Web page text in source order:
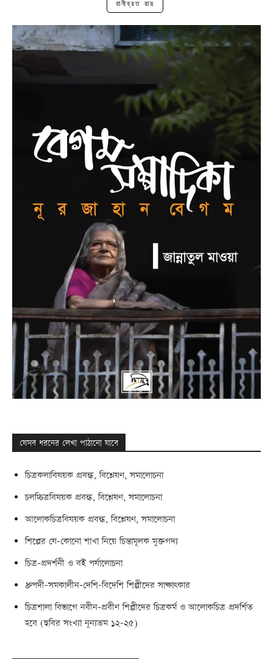
বানীব্রত রায়
যেসব ধরনের লেখা পাঠানো যাবে
চিত্রকলাবিষয়ক প্রবন্ধ, বিশ্লেষণ, সমালোচনা
চলচ্চিত্রবিষয়ক প্রবন্ধ, বিশ্লেষণ, সমালোচনা
আলোকচিত্রবিষয়ক প্রবন্ধ, বিশ্লেষণ, সমালোচনা
শিল্পের যে-কোনো শাখা নিয়ে চিন্তামূলক মুক্তগদ্য
চিত্র-প্রদর্শনী ও বই পর্যালোচনা
ধ্রুপদী-সমকালীন-দেশি-বিদেশি শিল্পীদের সাক্ষাৎকার
চিত্রশালা বিভাগে নবীন-প্রবীণ শিল্পীদের চিত্রকর্ম ও আলোকচিত্র প্রদর্শিত
হবে (ছবির সংখ্যা নূন্যতম ১২-২৫)